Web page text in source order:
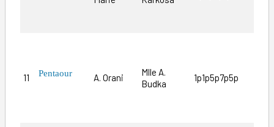
11 Pentaour A. Orani
Mlle A.
Budka
1p1p5p7p5p